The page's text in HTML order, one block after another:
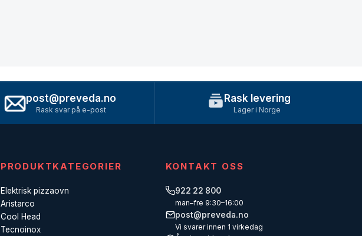
post@preveda.no
Rask svar på e-post
Rask levering
Lager i Norge
PRODUKTKATEGORIER
Elektrisk pizzaovn
Aristarco
Cool Head
Tecnoinox
KONTAKT OSS
922 22 800
man–fre 9:30–16:00
post@preveda.no
Vi svarer innen 1 virkedag